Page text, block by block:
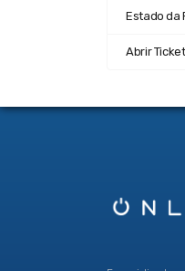
Estado da
Abrir Ticket